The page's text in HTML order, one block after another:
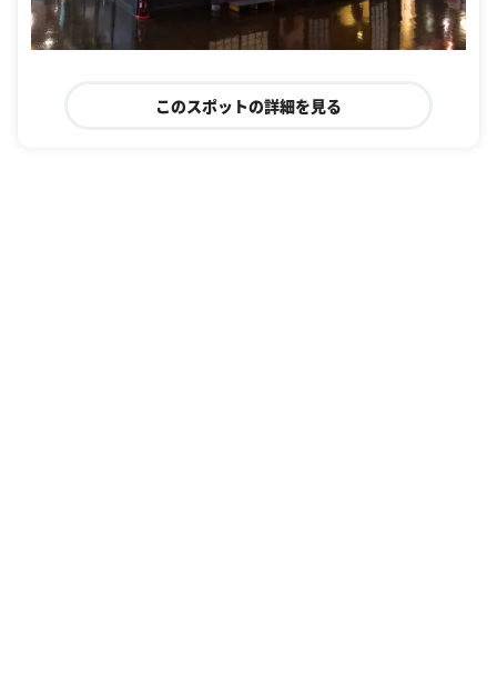
このスポットの詳細を見る